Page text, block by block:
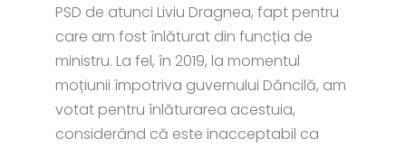
PSD de atunci Liviu Dragnea, fapt pentru
care am fost înlăturat din funcția de
ministru. La fel, în 2019, la momentul
moțiunii împotriva guvernului Dăncilă, am
votat pentru înlăturarea acestuia,
considerând că este inacceptabil ca